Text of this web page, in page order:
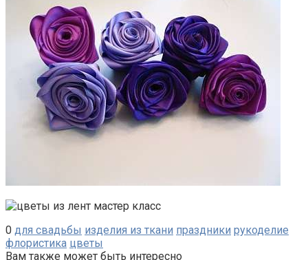
0 для свадьбы изделия из ткани праздники рукоделие
флористика цветы
Вам также может быть интересно